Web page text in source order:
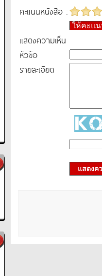
คะแนนหนังสือ :
ให้คะแ
แสดงความเห็น
หัวข้อ
รายละเอียด
แสดงค